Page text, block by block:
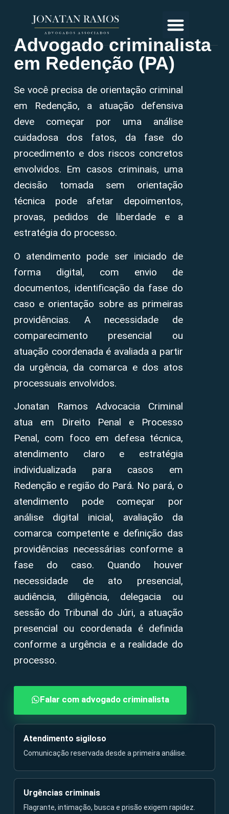
Advogado criminalista
em Redenção (PA)
Se você precisa de orientação criminal
em Redenção, a atuação defensiva
deve começar por uma análise
cuidadosa dos fatos, da fase do
procedimento e dos riscos concretos
envolvidos. Em casos criminais, uma
decisão tomada sem orientação
técnica pode afetar depoimentos,
provas, pedidos de liberdade e a
estratégia do processo.
O atendimento pode ser iniciado de
forma digital, com envio de
documentos, identificação da fase do
caso e orientação sobre as primeiras
providências. A necessidade de
comparecimento presencial ou
atuação coordenada é avaliada a partir
da urgência, da comarca e dos atos
processuais envolvidos.
Jonatan Ramos Advocacia Criminal
atua em Direito Penal e Processo
Penal, com foco em defesa técnica,
atendimento claro e estratégia
individualizada para casos em
Redenção e região do Pará. No pará, o
atendimento pode começar por
análise digital inicial, avaliação da
comarca competente e definição das
providências necessárias conforme a
fase do caso. Quando houver
necessidade de ato presencial,
audiência, diligência, delegacia ou
sessão do Tribunal do Júri, a atuação
presencial ou coordenada é definida
conforme a urgência e a realidade do
processo.
Falar com advogado criminalista
Atendimento sigiloso
Comunicação reservada desde a primeira análise.
Urgências criminais
Flagrante, intimação, busca e prisão exigem rapidez.